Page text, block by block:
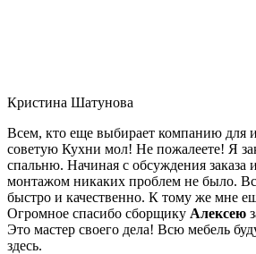
Кристина Шатунова
Всем, кто еще выбирает компанию для
советую Кухни мол! Не пожалеете! Я
спальню. Начиная с обсуждения заказа
монтажом никаких проблем не было.
быстро и качественно. К тому же мне
Огромное спасибо сборщику Алексею
Это мастер своего дела! Всю мебель
здесь.